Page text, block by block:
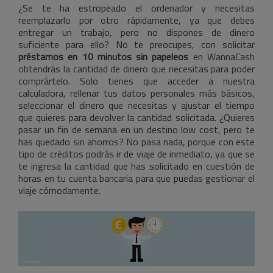
¿Se te ha estropeado el ordenador y necesitas
reemplazarlo por otro rápidamente, ya que debes
entregar un trabajo, pero no dispones de dinero
suficiente para ello? No te preocupes, con solicitar
préstamos en 10 minutos sin papeleos en WannaCash
obtendrás la cantidad de dinero que necesitas para poder
comprártelo. Solo tienes que acceder a nuestra
calculadora, rellenar tus datos personales más básicos,
seleccionar el dinero que necesitas y ajustar el tiempo
que quieres para devolver la cantidad solicitada. ¿Quieres
pasar un fin de semana en un destino low cost, pero te
has quedado sin ahorros? No pasa nada, porque con este
tipo de créditos podrás ir de viaje de inmediato, ya que se
te ingresa la cantidad que has solicitado en cuestión de
horas en tu cuenta bancaria para que puedas gestionar el
viaje cómodamente.